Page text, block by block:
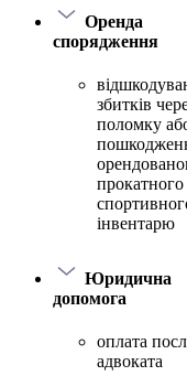
Оренда
спорядження
збитків
поломку
прокатного
інвентарю
Юридична
допомога
оплата
адвоката